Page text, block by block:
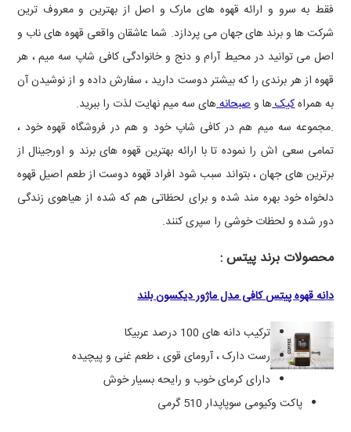
فقط به سرو و ارائه قهوه های مارک و اصل از بهترین و معروف ترین
شرکت ها و برند های جهان می پردازد. شما عاشقان واقعی قهوه های ناب و
اصل می توانید در محیط آرام و دنج و خانوادگی کافی شاپ سه میم ، هر
قهوه از هر برندی را که بیشتر دوست دارید ، سفارش داده و از نوشیدن آن
به همراهکیکها وصبحانههای سه میم نهایت لذت را ببرید.
.مجموعه سه میم هم در کافی شاپ خود و هم در فروشگاه قهوه خود ،
تمامی سعی اش را نموده تا با ارائه بهترین قهوه های برند و اورجینال از
برترین های جهان ، بتواند سبب شود افراد قهوه دوست از طعم اصیل قهوه
دلخواه خود بهره مند شده و برای لحظاتی هم که شده از هیاهوی زندگی
دور شده و لحظات خوشی را سپری کنند.
محصولات برند پیتس :
دانه قهوه پیتس کافی مدل ماژور دیکسون بلند
ترکیب دانه های 100 درصد عربیکا
رست دارک ، آرومای قوی ، طعم غنی و پیچیده
دارای کرمای خوب و رایحه بسیار خوش
پاکت وکیومی سوپاپدار 510 گرمی